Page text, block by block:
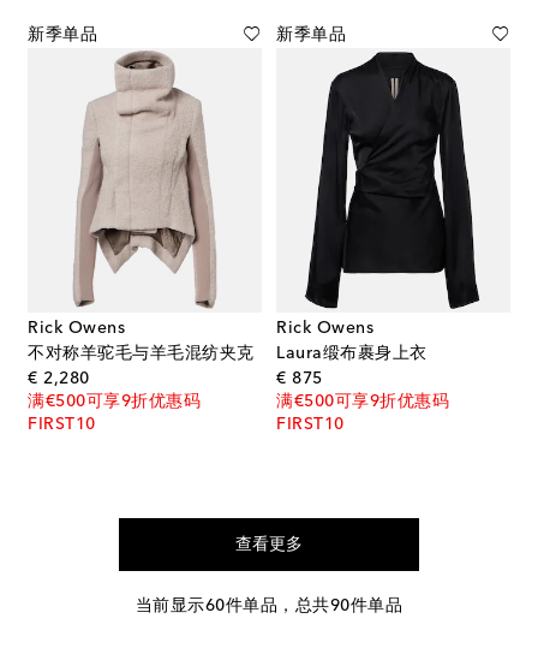
新季单品
Rick Owens
不对称羊驼毛与羊毛混纺夹克
€ 2,280original price
满€500可享9折优惠码
FIRST10
新季单品
Rick Owens
Laura缎布裹身上衣
€ 875original price
满€500可享9折优惠码
FIRST10
查看更多
当前显示60件单品，总共90件单品